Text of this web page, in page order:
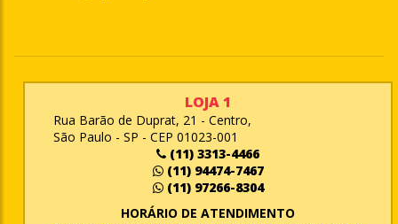
LOJA 1
Rua Barão de Duprat, 21 - Centro,
São Paulo - SP - CEP 01023-001
(11) 3313-4466
(11) 94474-7467
(11) 97266-8304
HORÁRIO DE ATENDIMENTO